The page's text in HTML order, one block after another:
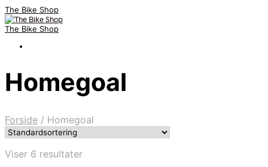
The Bike Shop
The Bike Shop
Homegoal
Forside / Homegoal
Viser 6 resultater